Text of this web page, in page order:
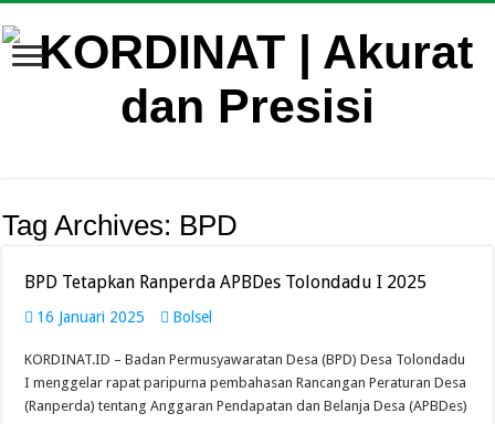
Tag Archives: BPD
BPD Tetapkan Ranperda APBDes Tolondadu I 2025
16 Januari 2025 Bolsel
KORDINAT.ID – Badan Permusyawaratan Desa (BPD) Desa Tolondadu
I menggelar rapat paripurna pembahasan Rancangan Peraturan Desa
(Ranperda) tentang Anggaran Pendapatan dan Belanja Desa (APBDes)